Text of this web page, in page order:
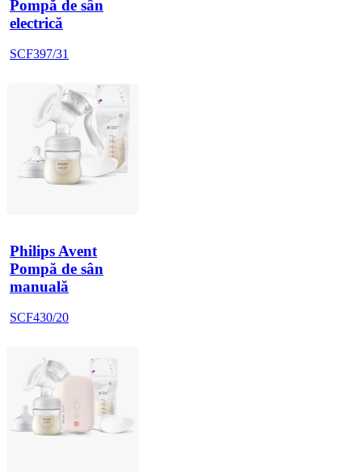
Pompă de sân
electrică
SCF397/31
Philips Avent
Pompă de sân
manuală
SCF430/20